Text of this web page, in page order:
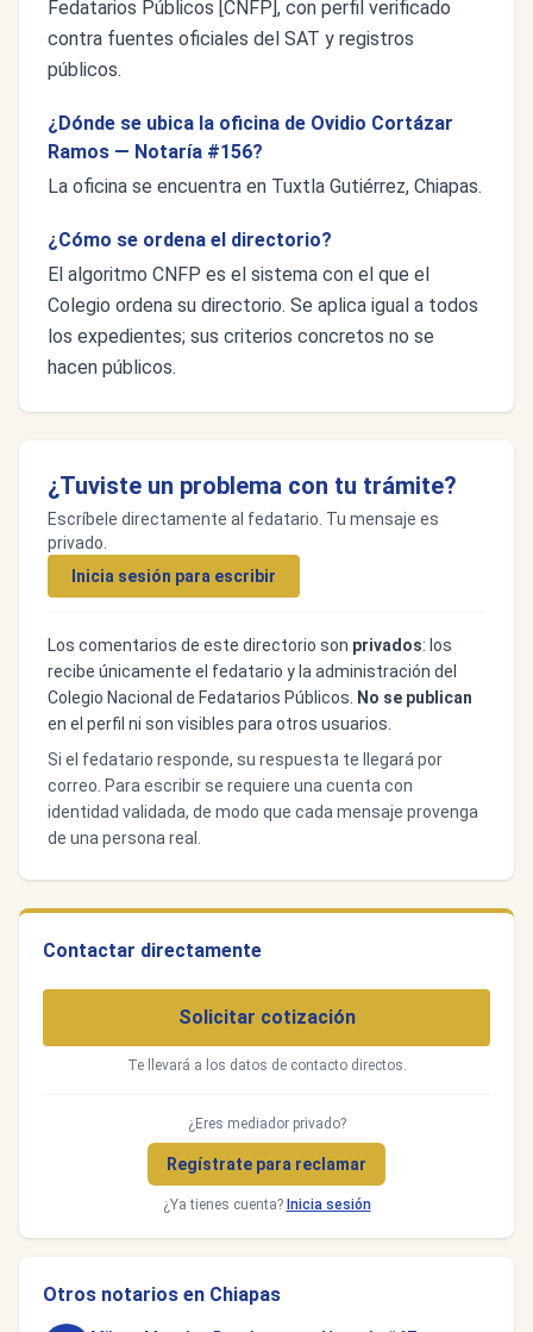
Fedatarios Públicos [CNFP], con perfil verificado
contra fuentes oficiales del SAT y registros
públicos.
¿Dónde se ubica la oficina de Ovidio Cortázar
Ramos — Notaría #156?
La oficina se encuentra en Tuxtla Gutiérrez, Chiapas.
¿Cómo se ordena el directorio?
El algoritmo CNFP es el sistema con el que el
Colegio ordena su directorio. Se aplica igual a todos
los expedientes; sus criterios concretos no se
hacen públicos.
¿Tuviste un problema con tu trámite?
Escríbele directamente al fedatario. Tu mensaje es
privado.
Inicia sesión para escribir
Los comentarios de este directorio son privados: los
recibe únicamente el fedatario y la administración del
Colegio Nacional de Fedatarios Públicos.
No se publican
en el perfil ni son visibles para otros usuarios.
Si el fedatario responde, su respuesta te llegará por
correo. Para escribir se requiere una cuenta con
identidad validada, de modo que cada mensaje provenga
de una persona real.
Contactar directamente
Solicitar cotización
Te llevará a los datos de contacto directos.
¿Eres mediador privado?
Regístrate para reclamar
¿Ya tienes cuenta? Inicia sesión
Otros notarios en Chiapas